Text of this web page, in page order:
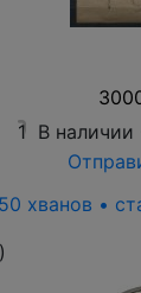
1 В наличии
хванов •
)